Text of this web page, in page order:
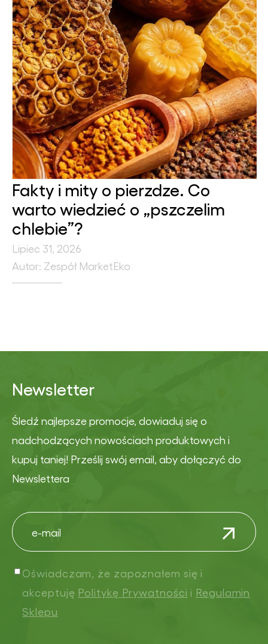
Fakty i mity o pierzdze. Co
warto wiedzieć o „pszczelim
chlebie”?
Lipiec 31, 2026
Autor: Zespół MarketEko
Newsletter
Śledź najlepsze promocje, dowiaduj się o
nadchodzących nowościach produktowych i
kupuj taniej! Prześlij swój email, aby dołączyć do
Newslettera
Oświadczam, że zapoznałem się i
akceptuję Politykę Prywatności i Regulamin
Sklepu